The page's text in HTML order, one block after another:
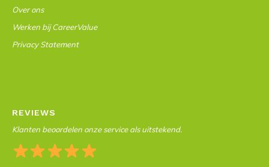
Over ons
Werken bij CareerValue
Privacy Statement
REVIEWS
Klanten beoordelen onze service als uitstekend.